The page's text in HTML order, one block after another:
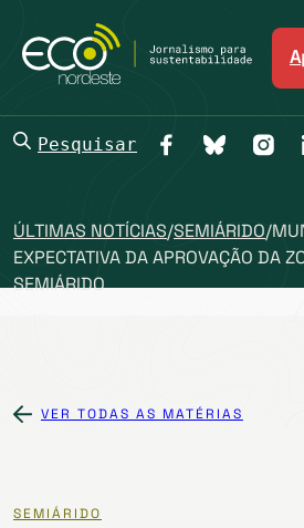
Pesquisar
ÚLTIMAS NOTÍCIAS/SEMIÁRIDO/
EXPECTATIVA DA APROVAÇÃO DA
SEMIÁRIDO
VER TODAS AS MATÉRIAS
SEMIÁRIDO